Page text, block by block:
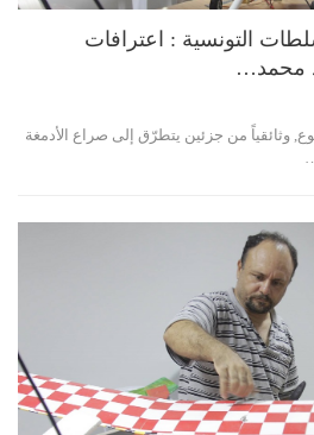
التونسية : اعترافات
محمد…
وثائقياً من جزئين يتطرّق إلى صراع الأدمغة